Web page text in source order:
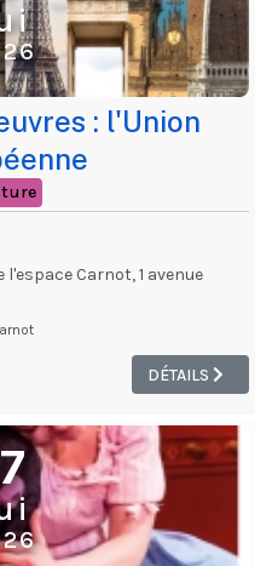
: l'Union
l'espace Carnot, 1 avenue
DÉTAILS